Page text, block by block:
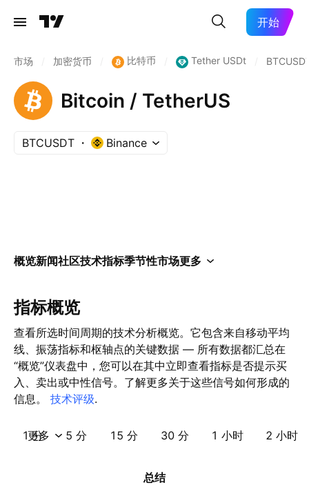
开始
市场 加密货币 比特币 Tether USDt
Bitcoin / TetherUS
BTCUSDT Binance
概览新闻社区技术指标季节性市场更多
指标概览
查看所选时间周期的技术分析概览。它包含来自移动平均
线、振荡指标和枢轴点的关键数据 — 所有数据都汇总在
“概览”仪表盘中，您可以在其中立即查看指标是否提示买
入、卖出或中性信号。了解更多关于这些信号如何形成的
信息。 技术评级.
1 分 5 分 15 分 30 分 1 小时 2 小时
更多
总结